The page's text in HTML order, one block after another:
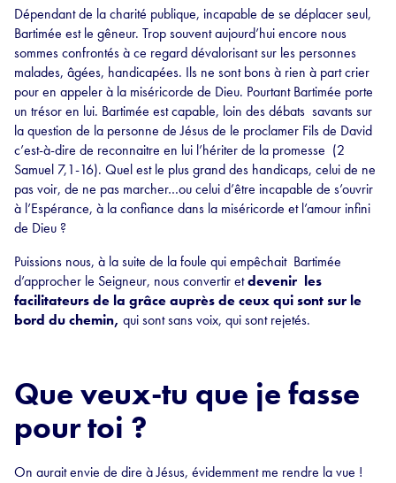
Dépendant de la charité publique, incapable de se déplacer seul,
Bartimée est le gêneur. Trop souvent aujourd’hui encore nous
sommes confrontés à ce regard dévalorisant sur les personnes
malades, âgées, handicapées. Ils ne sont bons à rien à part crier
pour en appeler à la miséricorde de Dieu. Pourtant Bartimée porte
un trésor en lui. Bartimée est capable, loin des débats savants sur
la question de la personne de Jésus de le proclamer Fils de David
c’est-à-dire de reconnaitre en lui l’hériter de la promesse (2
Samuel 7,1-16). Quel est le plus grand des handicaps, celui de ne
pas voir, de ne pas marcher…ou celui d’être incapable de s’ouvrir
à l’Espérance, à la confiance dans la miséricorde et l’amour infini
de Dieu ?
Puissions nous, à la suite de la foule qui empêchait Bartimée
d’approcher le Seigneur, nous convertir etdevenir les
facilitateurs de la grâce auprès de ceux qui sont sur le
bord du chemin, qui sont sans voix, qui sont rejetés.
Que veux-tu que je fasse
pour toi ?
On aurait envie de dire à Jésus, évidemment me rendre la vue !